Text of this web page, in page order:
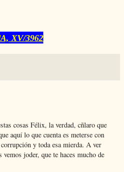
XV/3962
cosas Félix, la verdad, cñlaro que
aquí lo que cuenta es meterse con
y toda esa mierda. A ver
joder, que te haces mucho de